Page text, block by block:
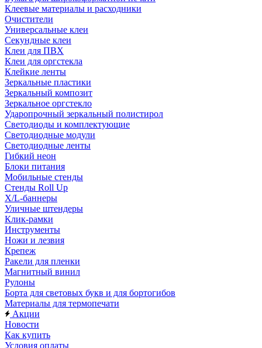
Клеевые материалы и расходники
Очистители
Универсальные клеи
Секундные клеи
Клеи для ПВХ
Клеи для оргстекла
Клейкие ленты
Зеркальные пластики
Зеркальный композит
Зеркальное оргстекло
Ударопрочный зеркальный полистирол
Светодиоды и комплектующие
Светодиодные модули
Светодиодные ленты
Гибкий неон
Блоки питания
Мобильные стенды
Стенды Roll Up
X/L-баннеры
Уличные штендеры
Клик-рамки
Инструменты
Ножи и лезвия
Крепеж
Ракели для пленки
Магнитный винил
Рулоны
Борта для световых букв и для бортогибов
Материалы для термопечати
Акции
Новости
Как купить
Условия оплаты